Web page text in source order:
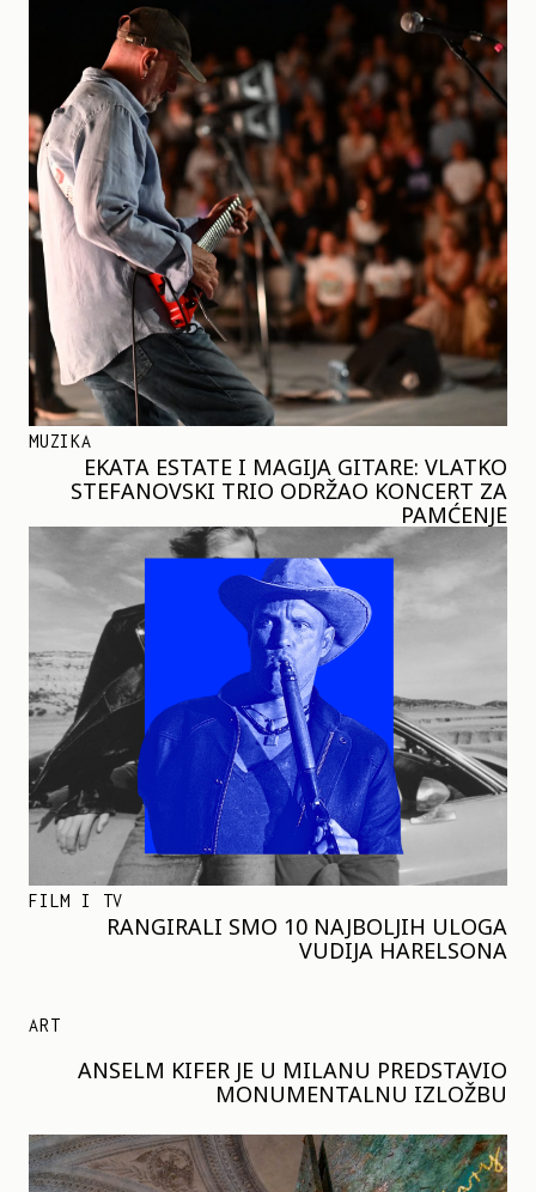
MUZIKA
EKATA ESTATE I MAGIJA GITARE: VLATKO
STEFANOVSKI TRIO ODRŽAO KONCERT ZA
PAMĆENJE
FILM I TV
RANGIRALI SMO 10 NAJBOLJIH ULOGA
VUDIJA HARELSONA
ART
ANSELM KIFER JE U MILANU PREDSTAVIO
MONUMENTALNU IZLOŽBU